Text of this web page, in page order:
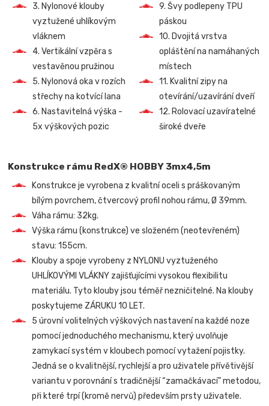
3. Nylonové klouby
vyztužené uhlíkovým
vláknem
4. Vertikální vzpěra s
vestavěnou pružinou
5. Nylonová oka v rozích
střechy na kotvící lana
6. Nastavitelná výška -
5x výškových pozic
9. Švy podlepeny TPU
páskou
10. Dvojitá vrstva
opláštění na namáhaných
místech
11. Kvalitní zipy na
otevírání/uzavírání dveří
12. Rolovací uzavíratelné
široké dveře
Konstrukce rámu RedX® HOBBY 3mx4,5m
Konstrukce je vyrobena z kvalitní oceli s práškovaným
bílým povrchem, čtvercový profil nohou rámu, Ø 39mm.
Váha rámu: 32kg.
Výška rámu (konstrukce) ve složeném (neotevřeném)
stavu: 155cm.
Klouby a spoje vyrobeny z NYLONU vyztuženého
UHLÍKOVÝMI VLÁKNY zajišťujícími vysokou flexibilitu
materiálu. Tyto klouby jsou téměř nezničitelné. Na klouby
poskytujeme ZÁRUKU 10 LET.
5 úrovní volitelných výškových nastavení na každé noze
pomocí jednoduchého mechanismu, který uvolňuje
zamykací systém v kloubech pomocí vytažení pojistky.
Jedná se o kvalitnější, rychlejší a pro uživatele přívětivější
variantu v porovnání s tradičnější “zamačkávací” metodou,
při které trpí (kromě nervů) především prsty uživatele.